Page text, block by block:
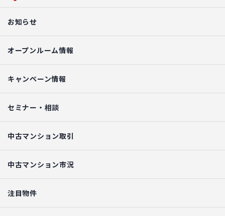
お知らせ
オープンルーム情報
キャンペーン情報
セミナー・相談
中古マンション取引
中古マンション市況
注目物件